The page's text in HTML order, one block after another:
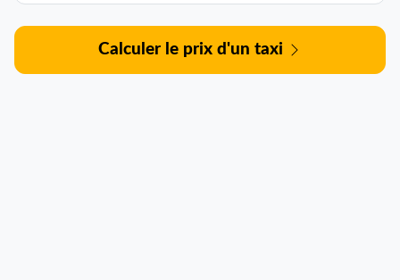
Calculer le prix d'un taxi